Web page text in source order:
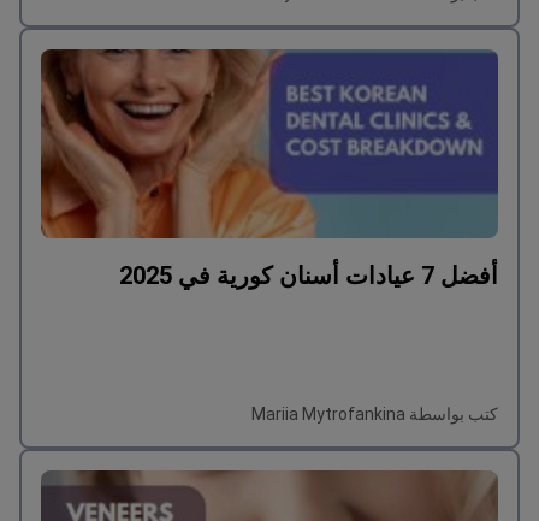
أفضل 7 عيادات أسنان كورية في 2025
كتب بواسطة Mariia Mytrofankina